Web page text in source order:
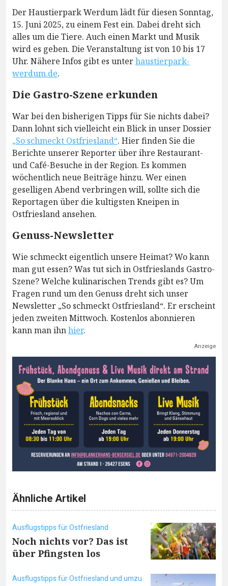
Der Haustierpark Werdum lädt für diesen Sonntag,
15. Juni 2025, zu einem Fest ein. Dabei dreht sich
alles um die Tiere. Auch einen Markt und Musik
wird es geben. Die Veranstaltung ist von 10 bis 17
Uhr. Nähere Infos gibt es unterhaustierpark-
werdum.de.
Die Gastro-Szene erkunden
War bei den bisherigen Tipps für Sie nichts dabei?
Dann lohnt sich vielleicht ein Blick in unser Dossier
„So schmeckt Ostfriesland“. Hier finden Sie die
Berichte unserer Reporter über ihre Restaurant-
und Café-Besuche in der Region. Es kommen
wöchentlich neue Beiträge hinzu. Wer einen
geselligen Abend verbringen will, sollte sich die
Reportagen über die kultigsten Kneipen in
Ostfriesland ansehen.
Genuss-Newsletter
Wie schmeckt eigentlich unsere Heimat? Wo kann
man gut essen? Was tut sich in Ostfrieslands Gastro-
Szene? Welche kulinarischen Trends gibt es? Um
Fragen rund um den Genuss dreht sich unser
Newsletter „So schmeckt Ostfriesland“. Er erscheint
jeden zweiten Mittwoch. Kostenlos abonnieren
kann man ihnhier.
Anzeige
Ähnliche Artikel
Ausflugstipps für Ostfriesland
Noch nichts vor? Das ist
über Pfingsten los
Ausflugstipps für Ostfriesland und umzu